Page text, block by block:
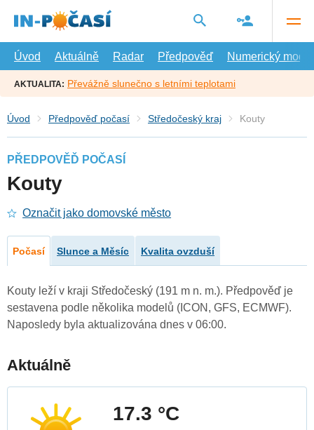
hlavní
Úvod
Aktuálně Radar Předpověď Numerický model
AKTUALITA: Převážně slunečno s letními teplotami
Úvod Předpověď počasí Středočeský kraj Kouty
PŘEDPOVĚĎ POČASÍ
Kouty
Označit jako domovské město
Počasí Slunce a Měsíc Kvalita ovzduší
Kouty leží v kraji Středočeský (191 m n. m.). Předpověď je
sestavena podle několika modelů (ICON, GFS, ECMWF).
Naposledy byla aktualizována dnes v 06:00.
Aktuálně
17.3 °C